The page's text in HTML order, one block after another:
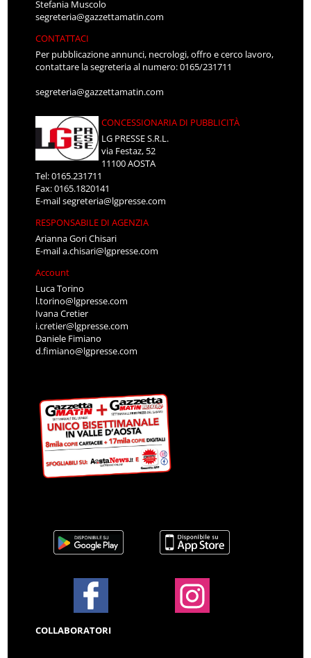
Stefania Muscolo
segreteria@gazzettamatin.com
CONTATTACI
Per pubblicazione annunci, necrologi, offro e cerco lavoro,
contattare la segreteria al numero: 0165/231711
segreteria@gazzettamatin.com
CONCESSIONARIA DI PUBBLICITÀ
LG PRESSE S.R.L.
via Festaz, 52
11100 AOSTA
Tel: 0165.231711
Fax: 0165.1820141
E-mailsegreteria@lgpresse.com
RESPONSABILE DI AGENZIA
Arianna Gori Chisari
E-maila.chisari@lgpresse.com
Account
Luca Torino
l.torino@lgpresse.com
Ivana Cretier
i.cretier@lgpresse.com
Daniele Fimiano
d.fimiano@lgpresse.com
COLLABORATORI